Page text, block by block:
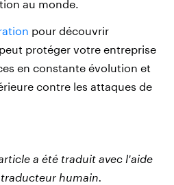
au monde.
pour découvrir
protéger votre entreprise
en constante évolution et
contre les attaques de
a été traduit avec l'aide
humain.